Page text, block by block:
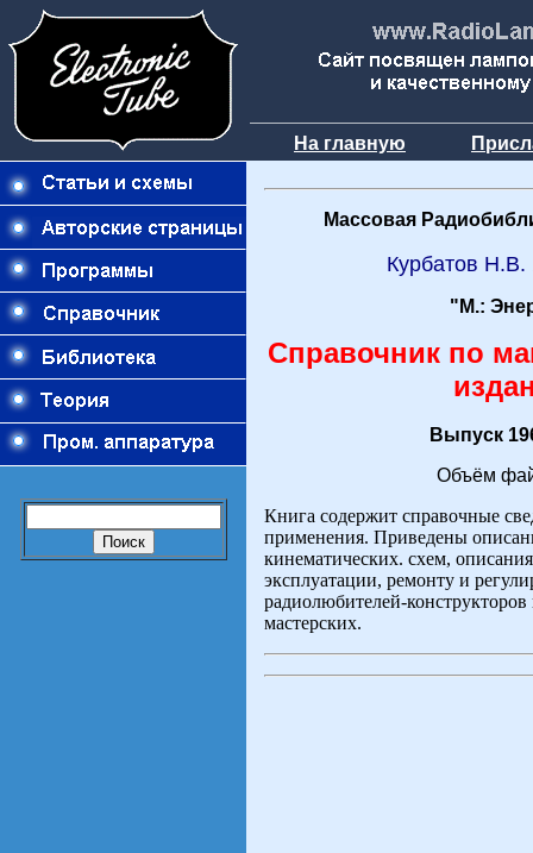
На главную
Массовая
Курбатов Н.В.
"М.:
Справочник по
Выпуск
Объём
Книга содержит справочные
применения. Приведены
кинематических. схем,
эксплуатации, ремонту и
радиолюбителей-
мастерских.